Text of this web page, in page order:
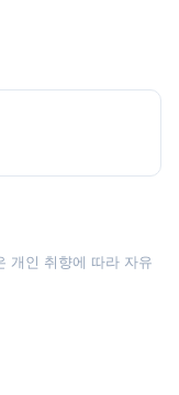
개인 취향에 따라 자유